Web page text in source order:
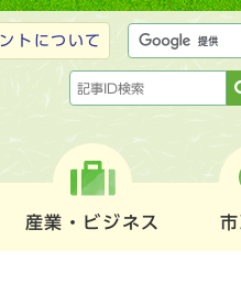
トについて
産業・ビジネス